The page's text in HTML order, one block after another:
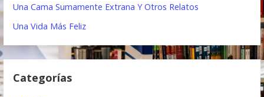
n
d
e
Una Cama Sumamente Extrana Y Otros Relatos
Una Vida Más Feliz
Categorías